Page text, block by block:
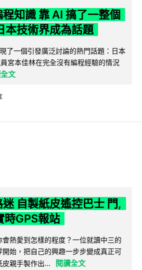
程知識 靠 AI 搞了一整個
本技術界成為話題
了一個引發廣泛討論的熱門話題：日本
宮本佳林在完全沒有編程經驗的情況
文
自製紙皮遙控巴士 門,
時GPS報站
熱愛到怎樣的程度？一位就讀中三的
始，把自己的興趣一步步變成真正可
親手製作出...
閱讀全文